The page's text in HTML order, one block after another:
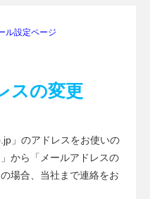
ル設定ページ
スの変更
」のアドレスをお使いの
から「メールアドレスの
場合、当社まで連絡をお